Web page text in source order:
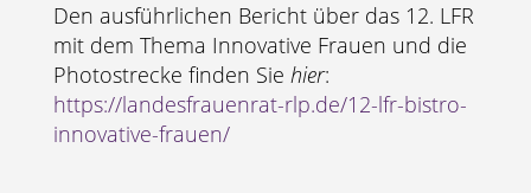
Den ausführlichen Bericht über das 12. LFR
mit dem Thema Innovative Frauen und die
Photostrecke finden Sie hier:
https://landesfrauenrat-rlp.de/12-lfr-bistro-
innovative-frauen/